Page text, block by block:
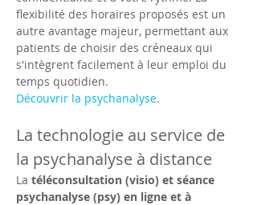
flexibilité des horaires proposés est un
autre avantage majeur, permettant aux
patients de choisir des créneaux qui
s'intègrent facilement à leur emploi du
temps quotidien.
Découvrir la psychanalyse.
La technologie au service de
la psychanalyse à distance
La téléconsultation (visio) et séance
psychanalyse (psy) en ligne et à